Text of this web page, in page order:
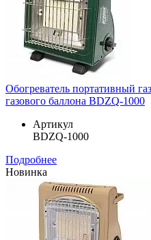
Обогреватель портативный
газового баллона BDZQ-1000
Артикул
BDZQ-1000
Подробнее
Новинка